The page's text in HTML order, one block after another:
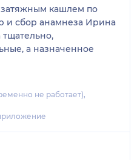
затяжным кашлем по
и сбор анамнеза Ирина
а назначенное
не работает),